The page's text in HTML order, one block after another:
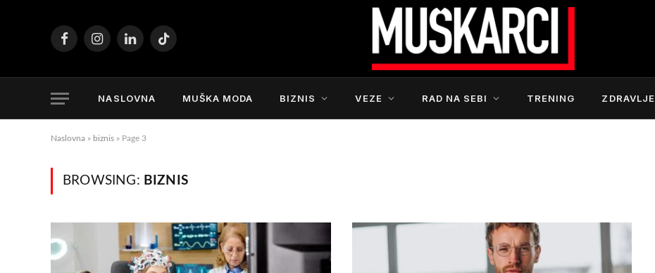
FacebookInstagramLinkedInTikTok
NASLOVNA MUŠKA MODA BIZNIS VEZE RAD NA SEBI TRENING ZDRAVLJE
Naslovna » biznis » Page 3
BROWSING: BIZNIS